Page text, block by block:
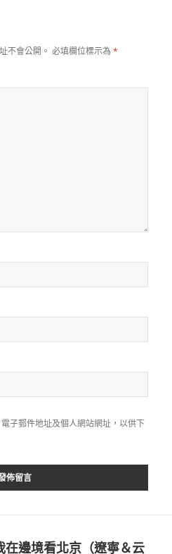
不會公開。 必填欄位標示為*
子郵件地址及個人網站網址，以供下
在邊境看北京（遼寧＆云